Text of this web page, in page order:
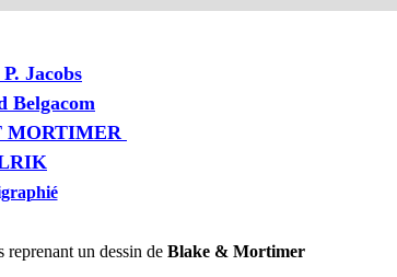
Jacobs
Belgacom
MORTIMER
reprenant un dessin de Blake & Mortimer